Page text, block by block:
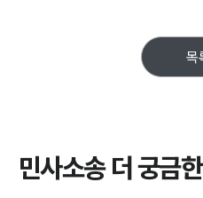
주요
사례분석
법률
업
목
민사소송 더 궁금